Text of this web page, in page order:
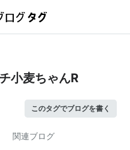
小麦ちゃんR
このタグでブログを書く
関連ブログ